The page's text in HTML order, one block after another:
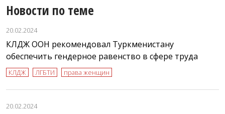
Новости по теме
20.02.2024
КЛДЖ ООН рекомендовал Туркменистану
обеспечить гендерное равенство в сфере труда
КЛДЖ ЛГБТИ права женщин
20.02.2024